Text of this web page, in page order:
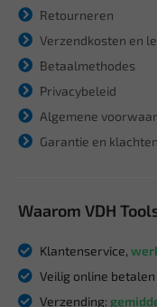
Retourneren
Verzendkosten en
Betaalmethodes
Privacybeleid
Algemene
Garantie en klachten
Waarom VDH
Klantenservice,
Veilig online
Verzending: